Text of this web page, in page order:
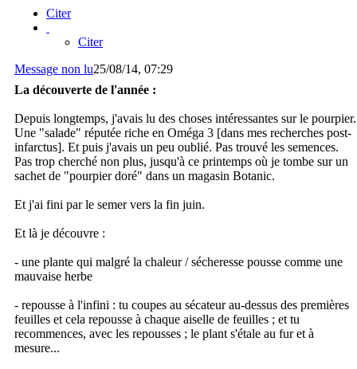
Citer
Citer
Message non lu25/08/14, 07:29
La découverte de l'année :
Depuis longtemps, j'avais lu des choses intéressantes sur le pourpier.
Une "salade" réputée riche en Oméga 3 [dans mes recherches post-
infarctus]. Et puis j'avais un peu oublié. Pas trouvé les semences.
Pas trop cherché non plus, jusqu'à ce printemps où je tombe sur un
sachet de "pourpier doré" dans un magasin Botanic.
Et j'ai fini par le semer vers la fin juin.
Et là je découvre :
- une plante qui malgré la chaleur / sécheresse pousse comme une
mauvaise herbe
- repousse à l'infini : tu coupes au sécateur au-dessus des premières
feuilles et cela repousse à chaque aiselle de feuilles ; et tu
recommences, avec les repousses ; le plant s'étale au fur et à
mesure...